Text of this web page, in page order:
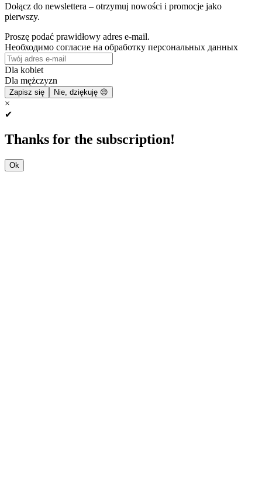
Dołącz do newslettera – otrzymuj nowości i promocje jako
pierwszy.
Proszę podać prawidłowy adres e-mail.
Необходимо согласие на обработку персональных данных
Dla kobiet
Dla mężczyzn
Zapisz się Nie, dziękuję 😔
×
✔
Thanks for the subscription!
Ok